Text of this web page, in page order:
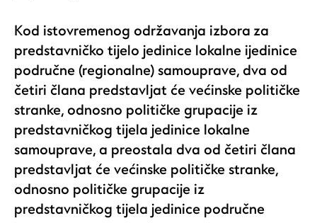
Kod istovremenog održavanja izbora za
predstavničko tijelo jedinice lokalne ijedinice
područne (regionalne) samouprave, dva od
četiri člana predstavljat će većinske političke
stranke, odnosno političke grupacije iz
predstavničkog tijela jedinice lokalne
samouprave, a preostala dva od četiri člana
predstavljat će većinske političke stranke,
odnosno političke grupacije iz
predstavničkog tijela jedinice područne